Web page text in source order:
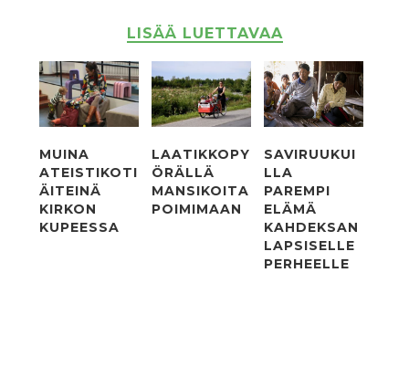
LISÄÄ LUETTAVAA
MUINA
ATEISTIKOTI
ÄITEINÄ
KIRKON
KUPEESSA
LAATIKKOPY
ÖRÄLLÄ
MANSIKOITA
POIMIMAAN
SAVIRUUKUI
LLA
PAREMPI
ELÄMÄ
KAHDEKSAN
LAPSISELLE
PERHEELLE